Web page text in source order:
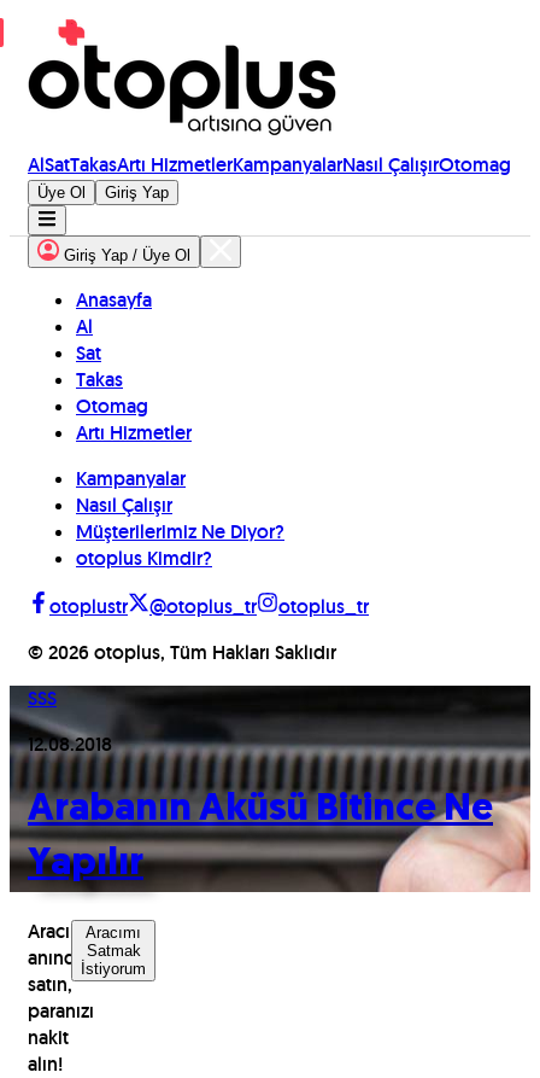
AlSatTakasArtı HizmetlerKampanyalarNasıl ÇalışırOtomag
Üye Ol Giriş Yap
Giriş Yap / Üye Ol
Anasayfa
Al
Sat
Takas
Otomag
Artı Hizmetler
Kampanyalar
Nasıl Çalışır
Müşterilerimiz Ne Diyor?
otoplus Kimdir?
otoplustr
@otoplus_tr
otoplus_tr
© 2026 otoplus, Tüm Hakları Saklıdır
SSS
12.08.2018
Arabanın Aküsü Bitince Ne
Yapılır
Aracınızı
anında
satın,
paranızı
nakit
alın!
Aracımı
Satmak
İstiyorum